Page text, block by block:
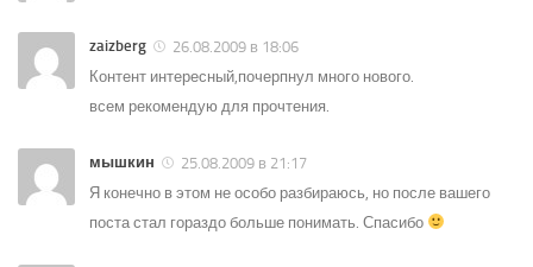
zaizberg
26.08.2009 в 18:06
Контент интересный,почерпнул много нового.
всем рекомендую для прочтения.
мышкин
25.08.2009 в 21:17
Я конечно в этом не особо разбираюсь, но после вашего
поста стал гораздо больше понимать. Спасибо